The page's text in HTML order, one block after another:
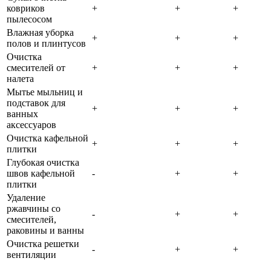
ковриков
пылесосом
+ + +
Влажная уборка
полов и плинтусов
+ +
+
Очистка
смесителей от
налета
+ + +
Мытье мыльниц и
подставок для
ванных
аксессуаров
+ + +
Очистка кафельной
плитки
+ +
+
Глубокая очистка
швов кафельной
плитки
- + +
Удаление
ржавчины со
смесителей,
раковины и ванны
- + +
Очистка решетки
вентиляции
- +
+